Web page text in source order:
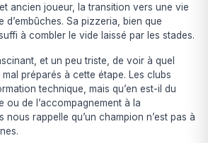
ancien joueur, la transition vers une vie
d’embûches. Sa pizzeria, bien que
à combler le vide laissé par les stades.
et un peu triste, de voir à quel
préparés à cette étape. Les clubs
technique, mais qu’en est-il du
ou de l’accompagnement à la
rappelle qu’un champion n’est pas à